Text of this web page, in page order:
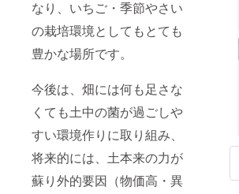
なり、いちご・季節やさい
の栽培環境としてもとても
豊かな場所です。
今後は、畑には何も足さな
くても土中の菌が過ごしや
すい環境作りに取り組み、
将来的には、土本来の力が
蘇り外的要因（物価高・異